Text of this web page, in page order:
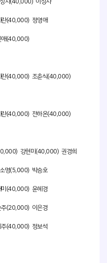
(40,000) 정영애
(40,000)
(40,000) 조춘식(40,000)
(40,000) 전하온(40,000)
강현미(40,000) 권경희
명(5,000) 박승호
(40,000) 윤혜경
(20,000) 이은경
(40,000) 정보석